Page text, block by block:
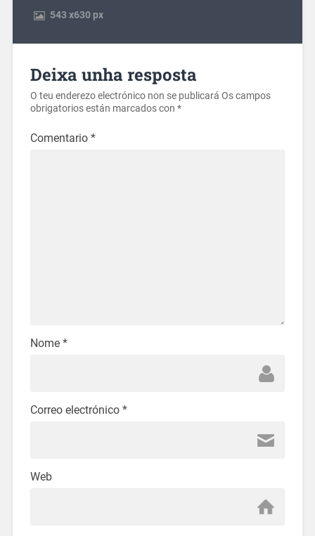
543 x630 px
Deixa unha resposta
O teu enderezo electrónico non se publicará Os campos
obrigatorios están marcados con *
Comentario *
Nome *
Correo electrónico *
Web